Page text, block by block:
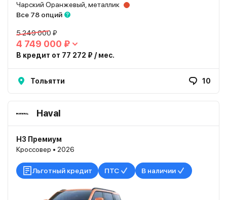
Чарский Оранжевый, металлик
Все 78 опций
5 249 000 ₽
4 749 000 ₽
В кредит от 77 272 ₽ / мес.
Тольятти 10
Haval
H3 Премиум
Кроссовер • 2026
Льготный кредит ПТС В наличии